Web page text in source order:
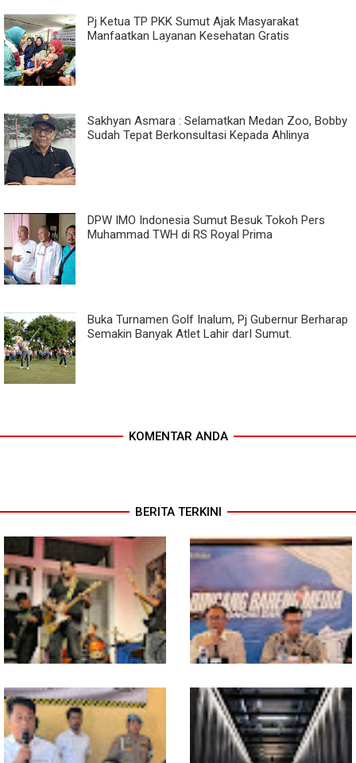
Pj Ketua TP PKK Sumut Ajak Masyarakat
Manfaatkan Layanan Kesehatan Gratis
Sakhyan Asmara : Selamatkan Medan Zoo, Bobby
Sudah Tepat Berkonsultasi Kepada Ahlinya
DPW IMO Indonesia Sumut Besuk Tokoh Pers
Muhammad TWH di RS Royal Prima
Buka Turnamen Golf Inalum, Pj Gubernur Berharap
Semakin Banyak Atlet Lahir darI Sumut.
KOMENTAR ANDA
BERITA TERKINI
In Release02,Hansen Teo:
Band Medan Harus Berani
Bereskperimen
Ekonomi Sumut Triwulan II
2026 berkisar 5,06 Persen, BI :
Konsumsi RT dan